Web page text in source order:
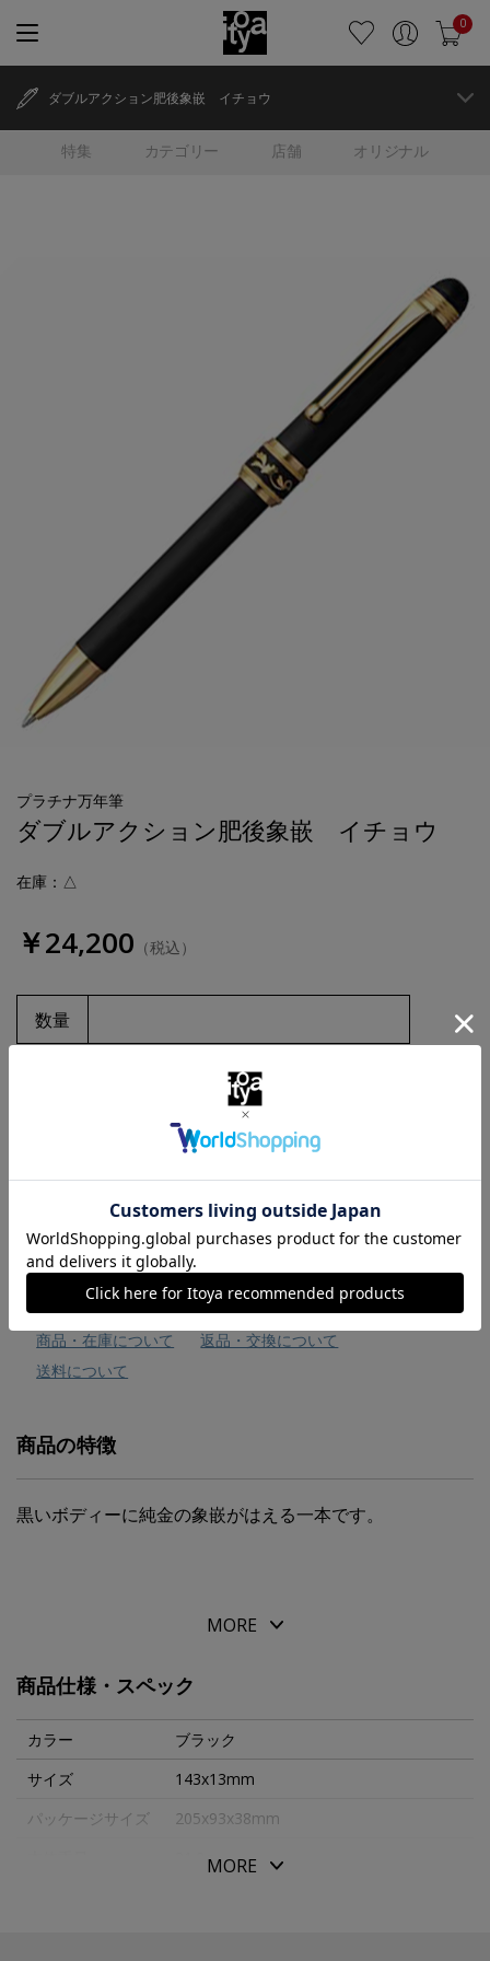
0
特集 カテゴリー 店舗 オリジナル
ダブルアクション肥後象嵌 イチョウ
プラチナ万年筆
ダブルアクション肥後象嵌 イチョウ
在庫：△
￥24,200 （税込）
数量
お気に入りに追加
商品・在庫について
返品・交換について
送料について
商品の特徴
黒いボディーに純金の象嵌がはえる一本です。
MORE
商品仕様・スペック
カラー
ブラック
サイズ
143x13mm
パッケージサイズ
205x93x38mm
31.2gMORE